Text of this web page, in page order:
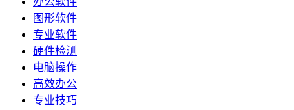
图形软件
专业软件
硬件检测
电脑操作
高效办公
专业技巧